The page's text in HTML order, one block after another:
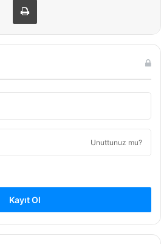
Unuttunuz mu?
Kayıt Ol